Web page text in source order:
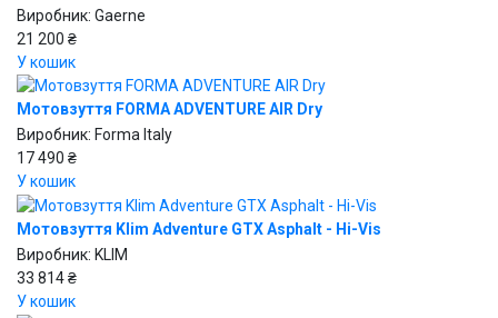
Виробник: Gaerne
21 200 ₴
У кошик
Мотовзуття FORMA ADVENTURE AIR Dry
Виробник: Forma Italy
17 490 ₴
У кошик
Мотовзуття Klim Adventure GTX Asphalt - Hi-Vis
Виробник: KLIM
33 814 ₴
У кошик